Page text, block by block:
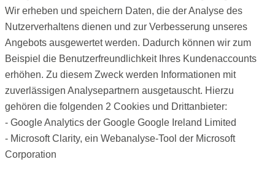
Wir erheben und speichern Daten, die der Analyse des
Nutzerverhaltens dienen und zur Verbesserung unseres
Angebots ausgewertet werden. Dadurch können wir zum
Beispiel die Benutzerfreundlichkeit Ihres Kundenaccounts
erhöhen. Zu diesem Zweck werden Informationen mit
zuverlässigen Analysepartnern ausgetauscht. Hierzu
gehören die folgenden 2 Cookies und Drittanbieter:
- Google Analytics der Google Google Ireland Limited
- Microsoft Clarity, ein Webanalyse-Tool der Microsoft
Corporation